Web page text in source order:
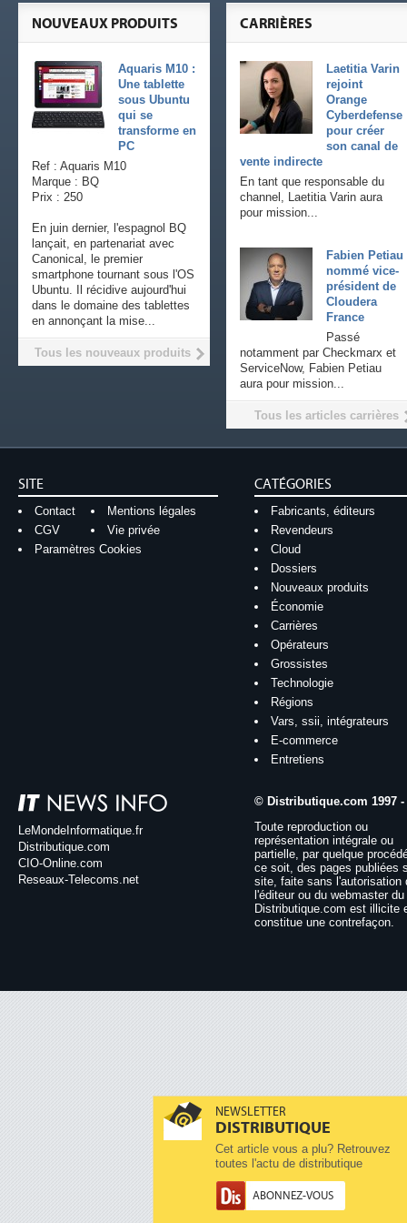
NEWSLETTER
DISTRIBUTIQUE
Cet article vous a plu? Retrouvez
toutes l'actu de distributique
ABONNEZ-VOUS
CARRIÈRES
Laetitia Varin
rejoint
Orange
Cyberdefense
pour créer
son canal de
vente indirecte
En tant que responsable du
channel, Laetitia Varin aura
pour mission...
Fabien Petiau
nommé vice-
président de
Cloudera
France
Passé
notamment par Checkmarx et
ServiceNow, Fabien Petiau
aura pour mission...
Tous les articles carrières
NOUVEAUX PRODUITS
Aquaris M10 :
Une tablette
sous Ubuntu
qui se
transforme en
PC
Ref : Aquaris M10
Marque : BQ
Prix : 250
En juin dernier, l'espagnol BQ
lançait, en partenariat avec
Canonical, le premier
smartphone tournant sous l'OS
Ubuntu. Il récidive aujourd'hui
dans le domaine des tablettes
en annonçant la mise...
Tous les nouveaux produits
SITE
Contact
Mentions légales
CGV
Vie privée
Paramètres Cookies
CATÉGORIES
Fabricants, éditeurs
Revendeurs
Cloud
Dossiers
Nouveaux produits
Économie
Carrières
Opérateurs
Grossistes
Technologie
Régions
Vars, ssii, intégrateurs
E-commerce
Entretiens
LeMondeInformatique.fr
Distributique.com
CIO-Online.com
Reseaux-Telecoms.net
© Distributique.com 1997 -
Toute reproduction ou
représentation intégrale ou
partielle, par quelque
ce soit, des pages publiées
site, faite sans l'autorisation
l'éditeur ou du webmaster
Distributique.com est illicite
constitue une contrefaçon.